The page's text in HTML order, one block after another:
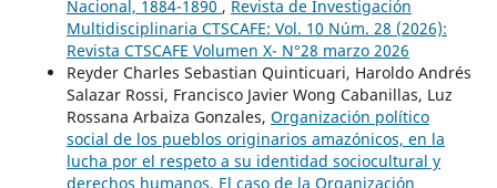
Nacional, 1884-1890 , Revista de Investigación
Multidisciplinaria CTSCAFE: Vol. 10 Núm. 28 (2026):
Revista CTSCAFE Volumen X- N°28 marzo 2026
Reyder Charles Sebastian Quinticuari, Haroldo Andrés
Salazar Rossi, Francisco Javier Wong Cabanillas, Luz
Rossana Arbaiza Gonzales, Organización político
social de los pueblos originarios amazónicos, en la
lucha por el respeto a su identidad sociocultural y
derechos humanos. El caso de la Organización